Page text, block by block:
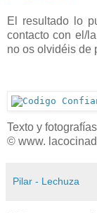
El resultado lo
contacto con el/
no os olvidéis de
Texto y
© www.
Pilar - Lechuza